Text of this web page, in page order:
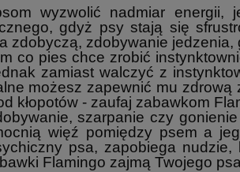
wyzwolić nadmiar energii,
gdyż psy stają się
zdobyczą, zdobywanie jedzenia,
co pies chce zrobić
zamiast walczyć z
możesz zapewnić mu
kłopotów - zaufaj zabawkom
szarpanie czy
więź pomiędzy psem a
psa, zapobiega
Flamingo zajmą Twojego